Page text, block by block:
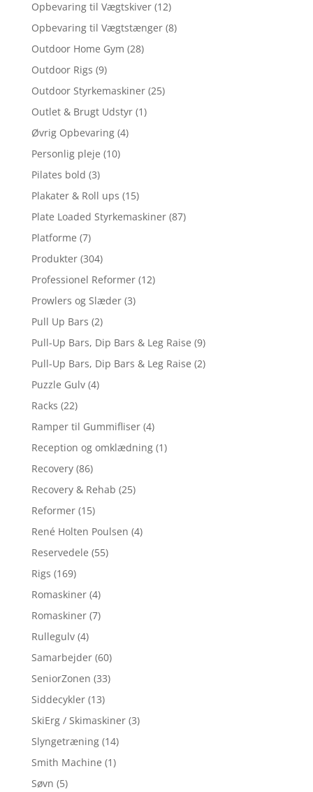
Opbevaring til Vægtskiver (12)
Opbevaring til Vægtstænger (8)
Outdoor Home Gym (28)
Outdoor Rigs (9)
Outdoor Styrkemaskiner (25)
Outlet & Brugt Udstyr (1)
Øvrig Opbevaring (4)
Personlig pleje (10)
Pilates bold (3)
Plakater & Roll ups (15)
Plate Loaded Styrkemaskiner (87)
Platforme (7)
Produkter (304)
Professionel Reformer (12)
Prowlers og Slæder (3)
Pull Up Bars (2)
Pull-Up Bars, Dip Bars & Leg Raise (9)
Pull-Up Bars, Dip Bars & Leg Raise (2)
Puzzle Gulv (4)
Racks (22)
Ramper til Gummifliser (4)
Reception og omklædning (1)
Recovery (86)
Recovery & Rehab (25)
Reformer (15)
René Holten Poulsen (4)
Reservedele (55)
Rigs (169)
Romaskiner (4)
Romaskiner (7)
Rullegulv (4)
Samarbejder (60)
SeniorZonen (33)
Siddecykler (13)
SkiErg / Skimaskiner (3)
Slyngetræning (14)
Smith Machine (1)
Søvn (5)